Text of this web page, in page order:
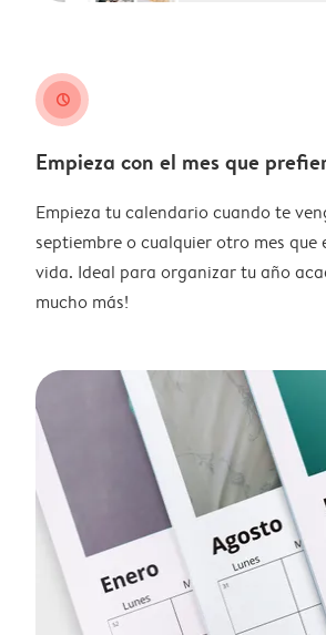
clock
Empieza con el mes que
Empieza tu calendario cuando te
septiembre o cualquier otro mes que
vida. Ideal para organizar tu año
mucho más!